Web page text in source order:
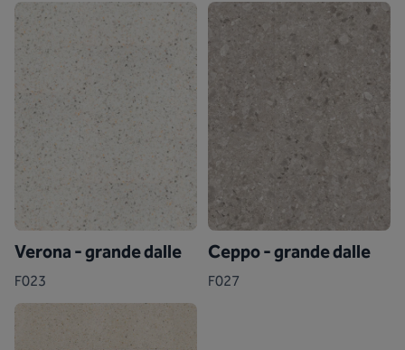
Verona - grande dalle
F023
Ceppo - grande dalle
F027